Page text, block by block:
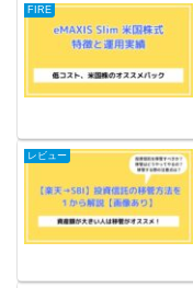
FIRE
レビュー